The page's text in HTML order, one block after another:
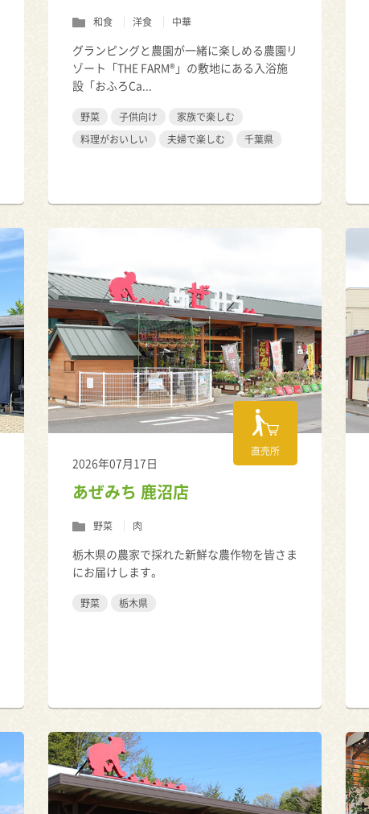
和食 洋食 中華
グランピングと農園が一緒に楽しめる農園リ
ゾート「THE FARM®」の敷地にある入浴施
設「おふろCa...
野菜 子供向け
家族で楽しむ
料理がおいしい
夫婦で楽しむ 千葉県
直売所
2026年07月17日
あぜみち 鹿沼店
野菜 肉
栃木県の農家で採れた新鮮な農作物を皆さま
にお届けします。
野菜 栃木県